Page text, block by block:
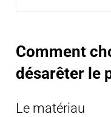
Comment
désarêter le
Le matériau